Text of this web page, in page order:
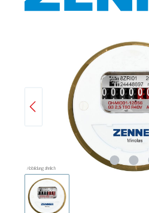
Abbildung ähnlich